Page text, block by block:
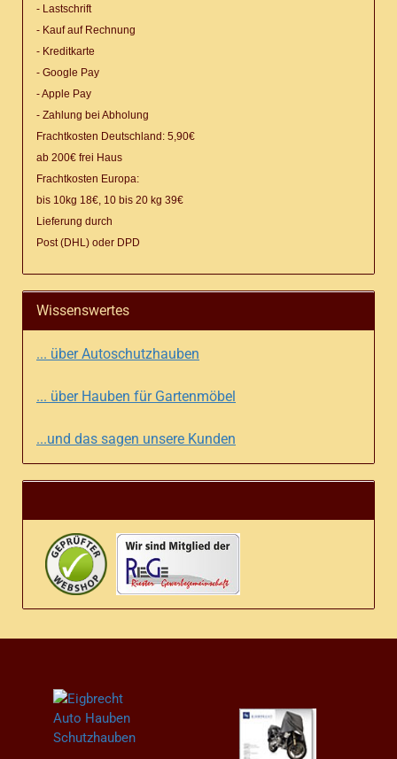
- Lastschrift
- Kauf auf Rechnung
- Kreditkarte
- Google Pay
- Apple Pay
- Zahlung bei Abholung
Frachtkosten Deutschland: 5,90€
ab 200€ frei Haus
Frachtkosten Europa:
bis 10kg 18€, 10 bis 20 kg 39€
Lieferung durch
Post (DHL) oder DPD
Wissenswertes
... über Autoschutzhauben
... über Hauben für Gartenmöbel
...und das sagen unsere Kunden